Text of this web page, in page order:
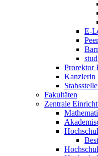
E-
Prorektor
Kanzlerin
Fakultäten
Zentrale